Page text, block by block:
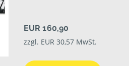
EUR 160,90
zzgl. EUR 30,57 MwSt.